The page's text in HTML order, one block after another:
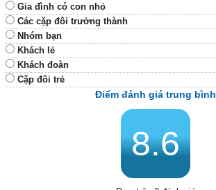
Gia đình có con nhỏ
Các cặp đôi trưởng thành
Nhóm bạn
Khách lẻ
Khách đoàn
Cặp đôi trẻ
Điểm đánh giá trung bình
8.6